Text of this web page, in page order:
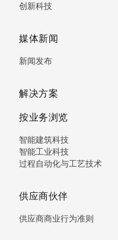
创新科技
媒体新闻
新闻发布
解决方案
按业务浏览
智能建筑科技
智能工业科技
过程自动化与工艺技术
供应商伙伴
供应商商业行为准则